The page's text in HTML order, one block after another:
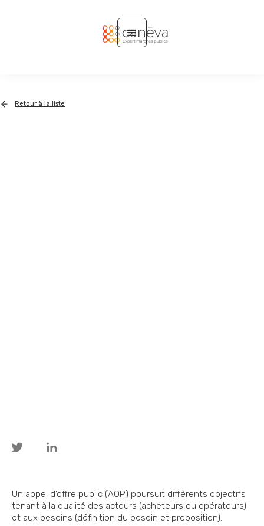
Retour à la liste
Un appel d’offre public (AOP) poursuit différents objectifs
tenant à la qualité des acteurs (acheteurs ou opérateurs)
et aux besoins (définition du besoin et proposition).